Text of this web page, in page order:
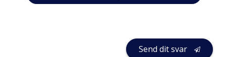
Send dit svar